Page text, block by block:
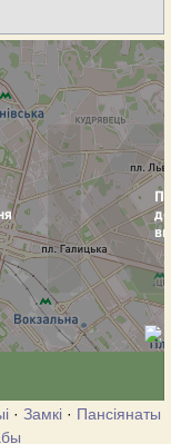
· Замкі · Пансіянаты